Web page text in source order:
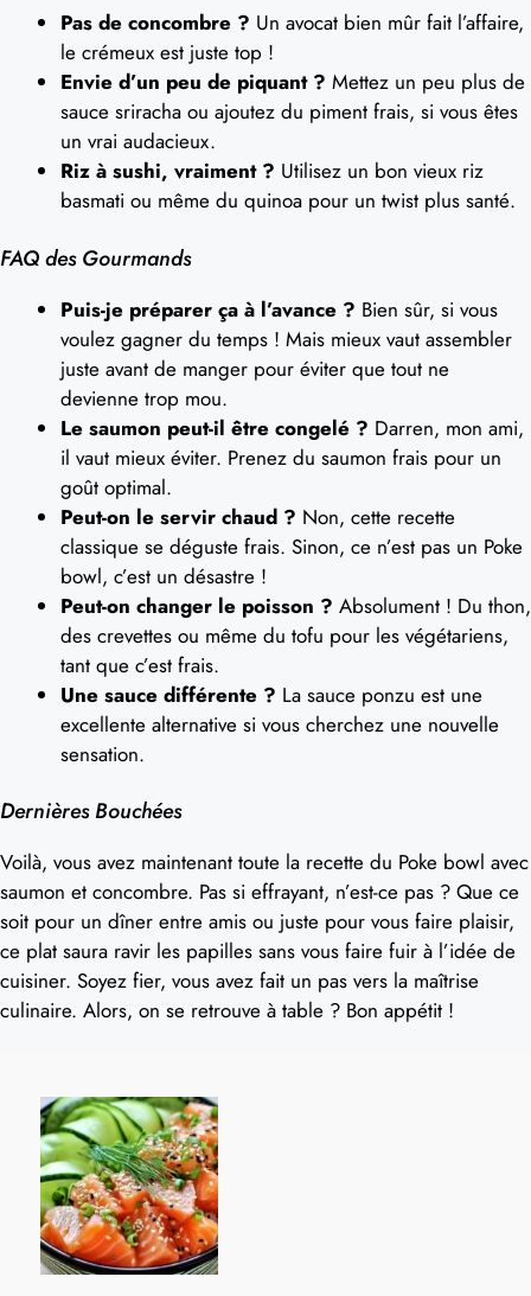
Pas de concombre ? Un avocat bien mûr fait l’affaire,
le crémeux est juste top !
Envie d’un peu de piquant ? Mettez un peu plus de
sauce sriracha ou ajoutez du piment frais, si vous êtes
un vrai audacieux.
Riz à sushi, vraiment ? Utilisez un bon vieux riz
basmati ou même du quinoa pour un twist plus santé.
FAQ des Gourmands
Puis-je préparer ça à l’avance ? Bien sûr, si vous
voulez gagner du temps ! Mais mieux vaut assembler
juste avant de manger pour éviter que tout ne
devienne trop mou.
Le saumon peut-il être congelé ? Darren, mon ami,
il vaut mieux éviter. Prenez du saumon frais pour un
goût optimal.
Peut-on le servir chaud ? Non, cette recette
classique se déguste frais. Sinon, ce n’est pas un Poke
bowl, c’est un désastre !
Peut-on changer le poisson ? Absolument ! Du thon,
des crevettes ou même du tofu pour les végétariens,
tant que c’est frais.
Une sauce différente ? La sauce ponzu est une
excellente alternative si vous cherchez une nouvelle
sensation.
Dernières Bouchées
Voilà, vous avez maintenant toute la recette du Poke bowl avec
saumon et concombre. Pas si effrayant, n’est-ce pas ? Que ce
soit pour un dîner entre amis ou juste pour vous faire plaisir,
ce plat saura ravir les papilles sans vous faire fuir à l’idée de
cuisiner. Soyez fier, vous avez fait un pas vers la maîtrise
culinaire. Alors, on se retrouve à table ? Bon appétit !